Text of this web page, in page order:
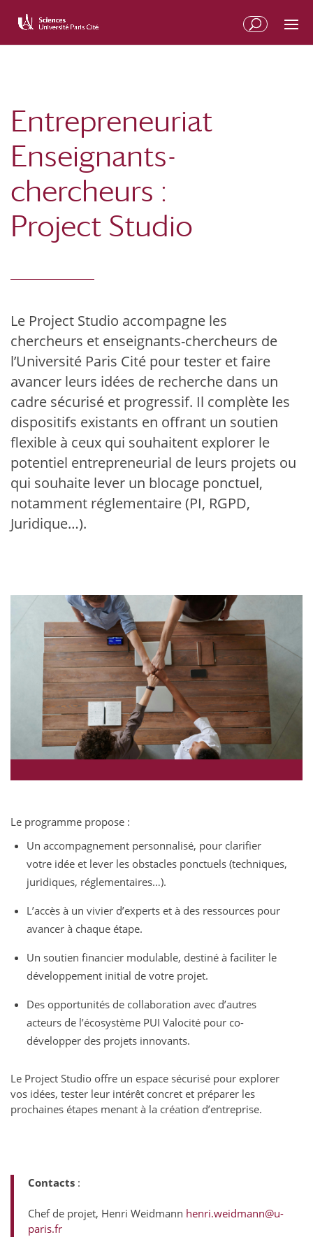
Entrepreneuriat
Enseignants-
chercheurs :
Project Studio
Le Project Studio accompagne les
chercheurs et enseignants-chercheurs de
l’Université Paris Cité pour tester et faire
avancer leurs idées de recherche dans un
cadre sécurisé et progressif. Il complète les
dispositifs existants en offrant un soutien
flexible à ceux qui souhaitent explorer le
potentiel entrepreneurial de leurs projets ou
qui souhaite lever un blocage ponctuel,
notamment réglementaire (PI, RGPD,
Juridique…).
Le programme propose :
Un accompagnement personnalisé, pour clarifier
votre idée et lever les obstacles ponctuels (techniques,
juridiques, réglementaires…).
L’accès à un vivier d’experts et à des ressources pour
avancer à chaque étape.
Un soutien financier modulable, destiné à faciliter le
développement initial de votre projet.
Des opportunités de collaboration avec d’autres
acteurs de l’écosystème PUI Valocité pour co-
développer des projets innovants.
Le Project Studio offre un espace sécurisé pour explorer
vos idées, tester leur intérêt concret et préparer les
prochaines étapes menant à la création d’entreprise.
Contacts :
Chef de projet, Henri Weidmann henri.weidmann@u-
paris.fr